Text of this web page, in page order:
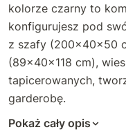
2279 Biszkoptowy
2281 Karmelowy
2299 Brązowy
2290 Musztardowy
kolorze czarny to
konfigurujesz pod
z szafy (200×40×50
(89×40×118 cm),
tapicerowanych,
garderobę.
Pokaż cały opis